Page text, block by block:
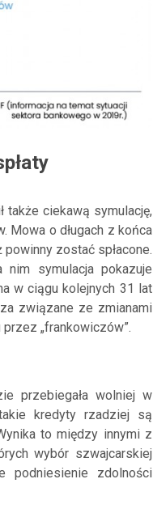
także ciekawą symulację,
Mowa o długach z końca
zostać spłacone.
nim symulacja pokazuje
w ciągu kolejnych 31 lat
związane ze zmianami
„frankowiczów”.
przebiegała wolniej w
kredyty rzadziej są
to między innymi z
wybór szwajcarskiej
podniesienie zdolności